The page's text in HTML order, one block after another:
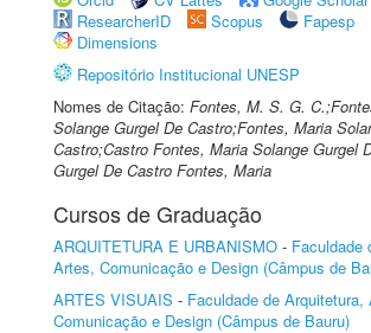
ResearcherID
Scopus
Fapesp
Dimensions
Repositório Institucional UNESP
Nomes de Citação: Fontes, M. S. G.
Solange Gurgel De Castro;Fontes, Maria
Castro;Castro Fontes, Maria Solange Gurgel
Gurgel De Castro Fontes, Maria
Cursos de Graduação
ARQUITETURA E URBANISMO - Faculdade
Artes, Comunicação e Design (Câmpus de
ARTES VISUAIS - Faculdade de Arquitetura,
Comunicação e Design (Câmpus de Bauru)